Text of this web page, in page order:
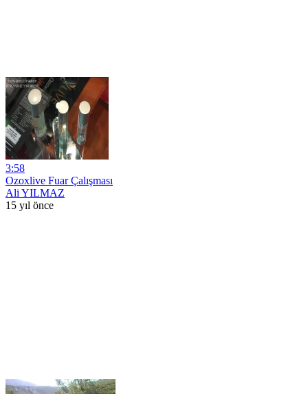
3:58
Ozoxlive Fuar Çalışması
Ali YILMAZ
15 yıl önce